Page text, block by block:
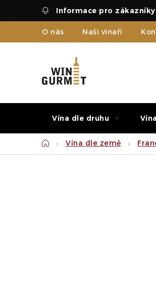
O nás Naši vinaři
Vína dle druhu
DomůVína dle země